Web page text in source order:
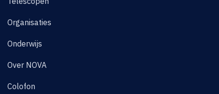
Organisaties
Onderwijs
Over NOVA
Colofon